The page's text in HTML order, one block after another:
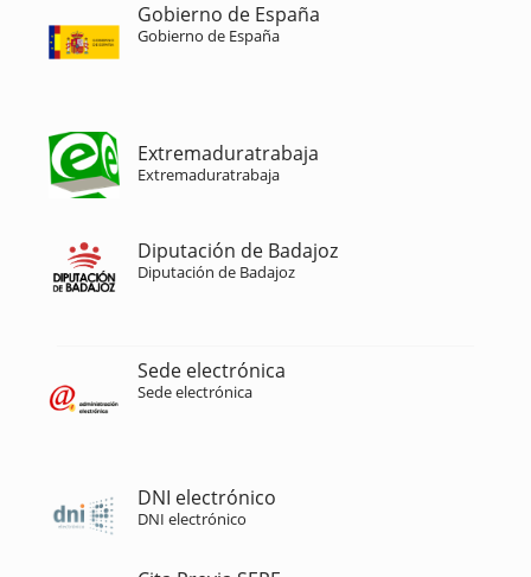
Gobierno de España
Gobierno de España
Extremaduratrabaja
Extremaduratrabaja
Diputación de Badajoz
Diputación de Badajoz
Sede electrónica
Sede electrónica
DNI electrónico
DNI electrónico